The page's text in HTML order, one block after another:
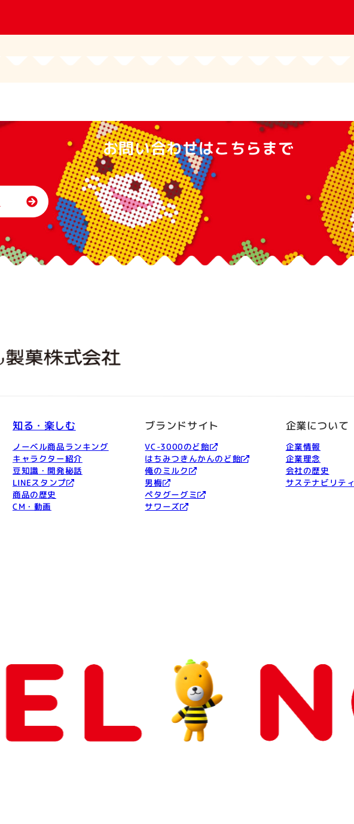
お問い合わせはこちらまで
知る・楽しむ
ノーベル商品ランキング
キャラクター紹介
豆知識・開発秘話
LINEスタンプ
商品の歴史
CM・動画
ブランドサイト
VC-3000のど飴
はちみつきんかんのど飴
俺のミルク
男梅
ペタグーグミ
サワーズ
企業について
企業情報
企業理念
会社の歴史
サステナビリティ